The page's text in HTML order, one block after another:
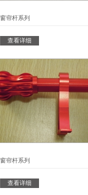
窗帘杆系列
查看详细
窗帘杆系列
查看详细